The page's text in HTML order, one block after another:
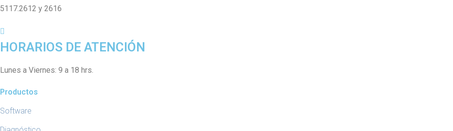
5117.2612 y 2616
HORARIOS DE ATENCIÓN
Lunes a Viernes: 9 a 18 hrs.
Productos
Software